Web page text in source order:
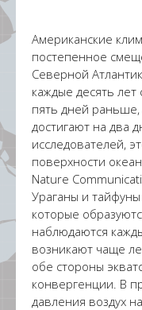
Американские
постепенное
Северной
каждые десять лет
пять дней
достигают на два
исследователей,
поверхности
Nature
Ураганы и
которые
наблюдаются
возникают чаще
обе стороны
конвергенции. В
давления воздух